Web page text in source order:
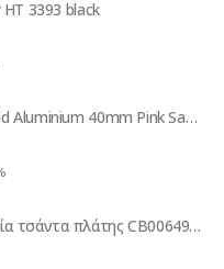
3393 black
Apple Watch SE Gold Aluminium 40mm Pink Sand Sport Band DE MYDN2FD/A
CHANTRIA γυναικεία τσάντα πλάτης CB00649 με θήκη laptop 14", 14.3L, μαύρη